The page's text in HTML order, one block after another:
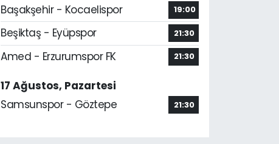
Başakşehir - Kocaelispor
19:00
Beşiktaş - Eyüpspor 21:30
Amed - Erzurumspor FK 21:30
17 Ağustos, Pazartesi
Samsunspor - Göztepe
21:30